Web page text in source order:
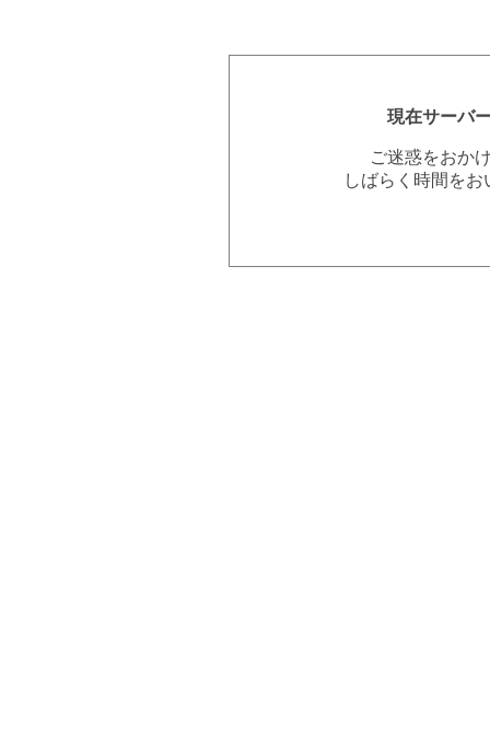
現在サーバ
ご迷惑をおか
しばらく時間を